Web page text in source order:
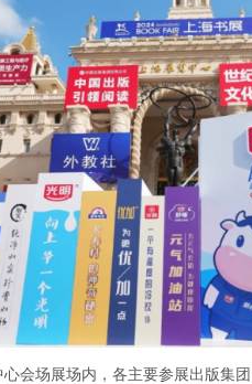
会场展场内，各主要参展出版集